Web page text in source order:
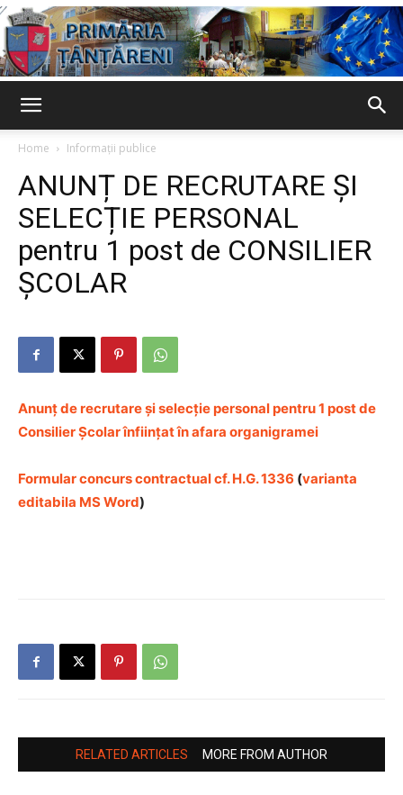
Țânțăreni
Home Informații publice
ANUNȚ DE RECRUTARE ȘI
SELECȚIE PERSONAL
pentru 1 post de CONSILIER
ȘCOLAR
Anunț de recrutare și selecție personal pentru 1 post de
Consilier Școlar înființat în afara organigramei
Formular concurs contractual cf. H.G. 1336 (varianta
editabila MS Word)
RELATED ARTICLES MORE FROM AUTHOR